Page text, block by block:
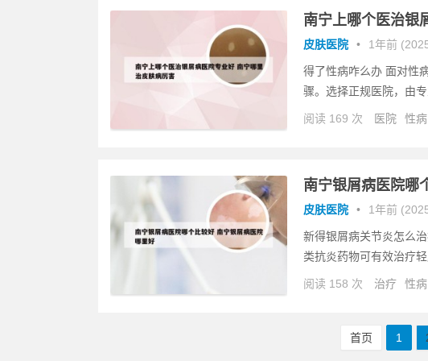
南宁上哪个医治银
皮肤医院 • 1年前
得了性病咋么办 面对性
骤。选择正规医院，由
阅读 169 次 医院 性病
南宁银屑病医院哪
皮肤医院 • 1年前
新得银屑病关节炎怎么
类抗炎药物可有效治疗
阅读 158 次 治疗 性病
首页 1